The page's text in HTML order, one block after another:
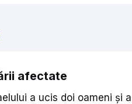
afectate
a ucis doi oameni și